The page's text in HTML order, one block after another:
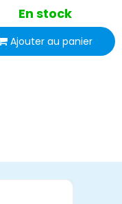
En stock
Ajouter au panier